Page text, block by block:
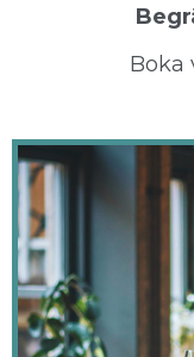
Boka